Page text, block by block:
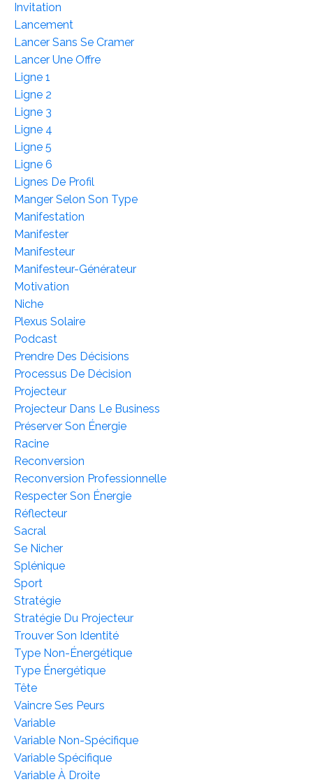
Invitation
Lancement
Lancer Sans Se Cramer
Lancer Une Offre
Ligne 1
Ligne 2
Ligne 3
Ligne 4
Ligne 5
Ligne 6
Lignes De Profil
Manger Selon Son Type
Manifestation
Manifester
Manifesteur
Manifesteur-Générateur
Motivation
Niche
Plexus Solaire
Podcast
Prendre Des Décisions
Processus De Décision
Projecteur
Projecteur Dans Le Business
Préserver Son Énergie
Racine
Reconversion
Reconversion Professionnelle
Respecter Son Énergie
Réflecteur
Sacral
Se Nicher
Splénique
Sport
Stratégie
Stratégie Du Projecteur
Trouver Son Identité
Type Non-Énergétique
Type Énergétique
Tête
Vaincre Ses Peurs
Variable
Variable Non-Spécifique
Variable Spécifique
Variable À Droite